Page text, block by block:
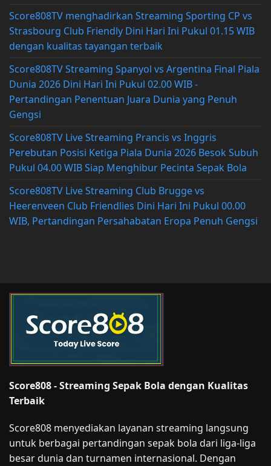
Score808TV menghadirkan Streaming Sporting CP vs
Strasbourg Club Friendly Dini Hari Ini Pukul 01.15 WIB
dengan kualitas tayangan terbaik
Score808TV Streaming Spanyol vs Argentina Final Piala
Dunia 2026 Dini Hari Ini Pukul 02.00 WIB -
Pertandingan Penentuan Juara Dunia yang Penuh
Gengsi
Score808TV Live Streaming Prancis vs Inggris
Perebutan Posisi Ketiga Piala Dunia 2026 Besok Subuh
Pukul 04.00 WIB Siap Menghibur Pecinta Sepak Bola
Score808TV Live Streaming Club Brugge vs
Heerenveen Club Friendlies Dini Hari Ini Pukul 00.00
WIB, Pertandingan Persahabatan Eropa Penuh Gengsi
Score808 - Streaming Sepak Bola dengan Kualitas
Terbaik
Score808 menyediakan layanan streaming langsung
untuk berbagai pertandingan sepak bola dari liga-liga
besar dunia dan turnamen internasional. Dengan